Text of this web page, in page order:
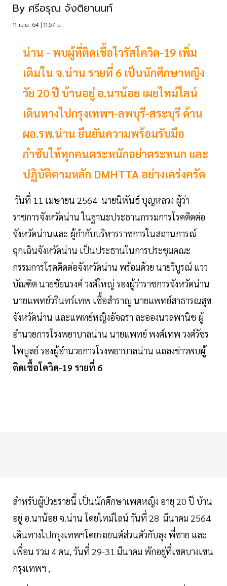
By ศรีอรุณ จังติยานนท์
11 เม.ย. 64 | 11:57 น.
น่าน - พบผู้ที่ติดเชื้อไวรัสโควิด-19 เพิ่ม
เติมใน จ.น่าน รายที่ 6 เป็นนักศึกษาหญิง
วัย 20 ปี บ้านอยู่ อ.นาน้อย เผยไทม์ไลน์
เดินทางไปกรุงเทพฯ-ลพบุรี-สระบุรี ด้าน
ผอ.รพ.น่าน ยืนยันความพร้อมรับมือ
กำชับให้ทุกคนตระหนักอย่าตระหนก และ
ปฏิบัติตามหลัก DMHTTA อย่างเคร่งครัด
วันที่ 11 เมษายน 2564 นายนิพันธ์ บุญหลวง ผู้ว่า
ราชการจังหวัดน่าน ในฐานะประธานกรรมการโรคติดต่อ
จังหวัดน่านและ ผู้กำกับบริหารราชการในสถานการณ์
ฉุกเฉินจังหวัดน่าน เป็นประธานในการประชุมคณะ
กรรมการโรคติดต่อจังหวัดน่าน พร้อมด้วย นายวิบูรณ์ แวว
บัณฑิต นายชัยนรงค์ วงศ์ใหญ่ รองผู้ว่าราชการจังหวัดน่าน
นายแพทย์วรินทร์เทพ เชื้อสำราญ นายแพทย์สาธารณสุข
จังหวัดน่าน และแพทย์หญิงอัจฉรา ละอองนวลพานิช ผู้
อำนวยการโรงพยาบาลน่าน นายแพทย์ พงศ์เทพ วงศ์วัชร
ไพบูลย์ รองผู้อำนวยการโรงพยาบาลน่าน แถลงข่าวพบผู้
ติดเชื้อโควิด-19 รายที่ 6
สำหรับผู้ป่วยรายนี้ เป็นนักศึกษาเพศหญิง อายุ 20 ปี บ้าน
อยู่ อ.นาน้อย จ.น่าน โดยไทม์ไลน์ วันที่ 28 มีนาคม 2564
เดินทางไปกรุงเทพฯโดยรถยนต์ส่วนตัวกับลุง พี่ชาย และ
เพื่อน รวม 4 คน, วันที่ 29-31 มีนาคม พักอยู่ที่เขตบางเขน
กรุงเทพฯ ,